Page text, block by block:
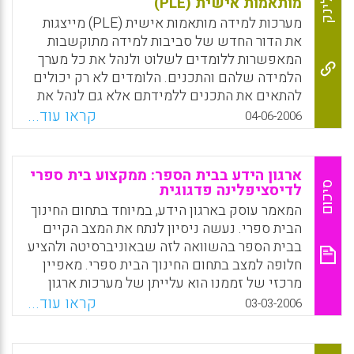
משותפת של מורים ותלמידים כדי לפתור בעיות,
ליצור ידע ולהבין את "העולם" (יורם הרפז).
WhatsApp
Facebook
Email
X
לינק
מערכות למידה מותאמות אישית (PLE) מייצגות
את הדור החדש של סביבות למידה מתוקשבות
המאפשרות ללומדים לשלוט ולנהל את כל מערך
הלמידה שלהם והתכנים. הלומדים לא רק יכולים
להתאים את התכנים ללמידתם אלא גם לנהל את
כל תהליכי הלמידה באופן עצמאי.בניגוד לסביבות
הלמידה המתוקשבות הקיימות הנשלטות לחלוטין
על ידי המרצים או מפתחי המערכת בסביבות PLE
יש ללומדים מרחב וירטואלי משלהם בו הם
יכולים לא רק לאסוף תכנים לימודיים אלא גם
לנהל קשרים לימודיים וחברתיים עם לומדים
עמיתים. לאחרונה, פיתחו אנשי JITT הבריטים
אתר מידע מתוקשב המרכז בצורה שיטתית
מאמרים, כתבות וניירות עמדה אודות מערכות
למידה מותאמות אישית. אתר מועיל מאד לכל
המתעניינים במגמות ההתפתחות של סביבות
למידה מתוקשבות בעתיד הנראה לעין.
04-06-2006 קראו עוד...
סיכום
ארגון הידע בבית הספר: ממקצוע בית ספרי
לדיסציפלינה פדגוגית
המאמר עוסק בארגון הידע, במיוחד בתחום החינוך
הבית ספרי. נעשה ניסיון לנתח את המצב הקיים
בבית הספר בהשוואה לזה שבאוניברסיטה ולהציע
חלופה למצב בתחום החינוך הבית ספרי. מאפיין
מרכזי של זממנו הוא עלייתן של מערכות ארגון
ידע חדשות ורבות עוצמה שאליהן חשופה כלל
האוכלוסייה. הילדים כיום עוברים כבר מהגיל הרך
סוציאליזציה מקבילה לכמה מערכות ארגון ידע
03-03-2006 קראו עוד...